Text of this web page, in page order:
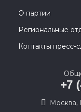
О партии
Региональные
Контакты пресс-
+7
Москва,